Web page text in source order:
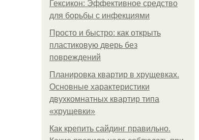
Гексикон: Эффективное средство
для борьбы с инфекциями
Просто и быстро: как открыть
пластиковую дверь без
повреждений
Планировка квартир в хрущевках.
Основные характеристики
двухкомнатных квартир типа
«хрущевки»
Как крепить сайдинг правильно.